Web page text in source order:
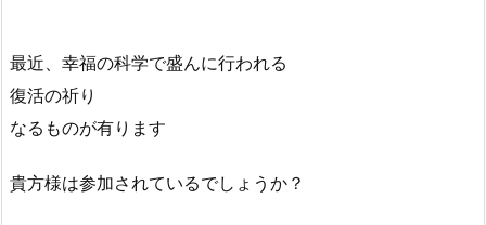
最近、幸福の科学で盛んに行われる
復活の祈り
なるものが有ります
貴方様は参加されているでしょうか？